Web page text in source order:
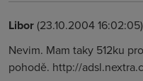
Libor(23.10.2004 16:02:05)
Nevim. Mam taky 512ku
pohodě. http://